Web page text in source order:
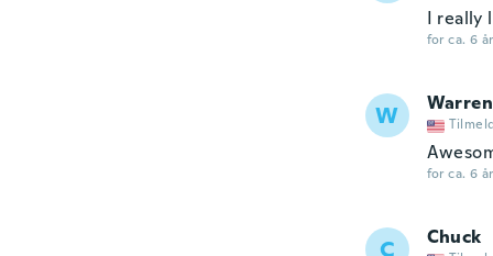
I really
for ca. 6
W Warren
for ca. 6
C Chuck